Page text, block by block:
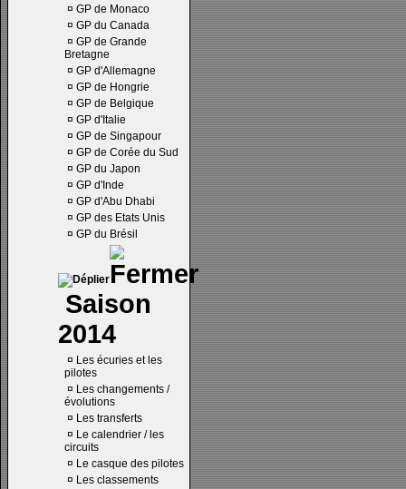
¤ GP de Monaco
¤ GP du Canada
¤ GP de Grande
Bretagne
¤ GP d'Allemagne
¤ GP de Hongrie
¤ GP de Belgique
¤ GP d'Italie
¤ GP de Singapour
¤ GP de Corée du Sud
¤ GP du Japon
¤ GP d'Inde
¤ GP d'Abu Dhabi
¤ GP des Etats Unis
¤ GP du Brésil
Saison
2014
¤ Les écuries et les
pilotes
¤ Les changements /
évolutions
¤ Les transferts
¤ Le calendrier / les
circuits
¤ Le casque des pilotes
¤ Les classements